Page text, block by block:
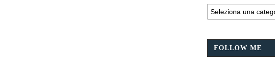
FOLLOW ME